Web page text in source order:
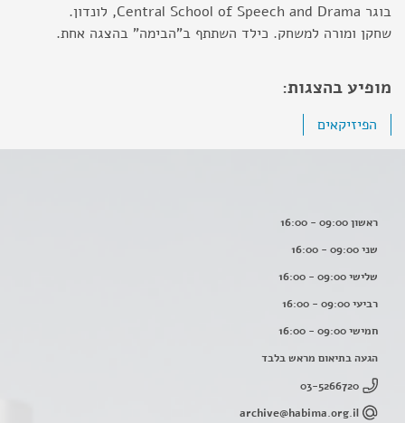
בוגר Central School of Speech and Drama, לונדון.
שחקן ומורה למשחק. כילד השתתף ב"הבימה" בהצגה אחת.
מופיע בהצגות:
הפיזיקאים
ראשון 09:00 - 16:00
שני 09:00 - 16:00
שלישי 09:00 - 16:00
רביעי 09:00 - 16:00
חמישי 09:00 - 16:00
הגעה בתיאום מראש בלבד
03-5266720
archive@habima.org.il